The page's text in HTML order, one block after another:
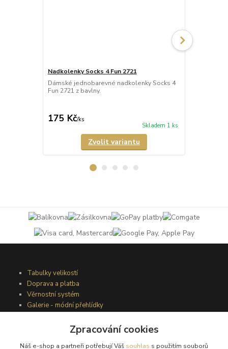
Nadkolenky Socks 4 Fun 2721
Dámské jednobarevné nadkolenky Socks 4
Fun 2721 z bavlny.
175 Kč/ks
Skladem 1 ks
Zvolit variantu
Tabulky velikostí
Doprava a platba
Věrnostní systém
Galerie - módní přehlídky
Podmínky užití webového rozhraní
Zpracování cookies
Náš e-shop a partneři potřebují Váš souhlas s použitím souborů